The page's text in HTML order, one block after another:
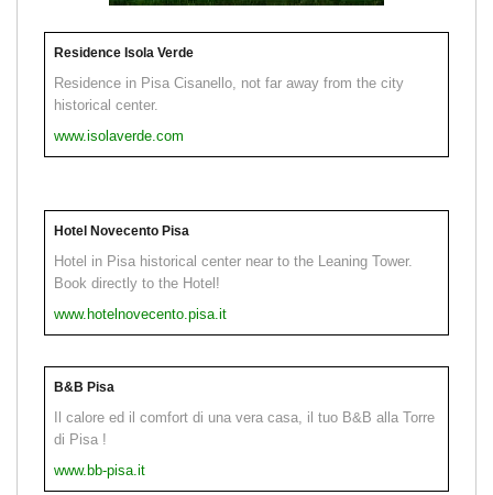
Residence Isola Verde
Residence in Pisa Cisanello, not far away from the city
historical center.
www.isolaverde.com
Hotel Novecento Pisa
Hotel in Pisa historical center near to the Leaning Tower.
Book directly to the Hotel!
www.hotelnovecento.pisa.it
B&B Pisa
Il calore ed il comfort di una vera casa, il tuo B&B alla Torre
di Pisa !
www.bb-pisa.it